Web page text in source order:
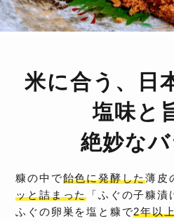
米に合う、日
塩味と
絶妙な
糠の中で飴色に発酵した薄皮
ッと詰まった 「ふぐの子糠漬
ふぐの卵巣を塩と糠で2年以